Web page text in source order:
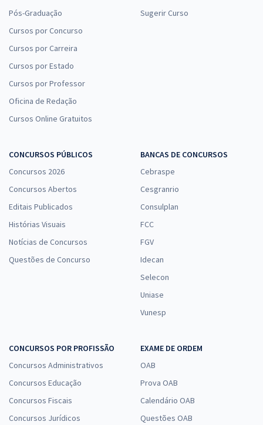
Pós-Graduação
Cursos por Concurso
Cursos por Carreira
Cursos por Estado
Cursos por Professor
Oficina de Redação
Cursos Online Gratuitos
Sugerir Curso
CONCURSOS PÚBLICOS
Concursos 2026
Concursos Abertos
Editais Publicados
Histórias Visuais
Notícias de Concursos
Questões de Concurso
BANCAS DE CONCURSOS
Cebraspe
Cesgranrio
Consulplan
FCC
FGV
Idecan
Selecon
Uniase
Vunesp
CONCURSOS POR PROFISSÃO
Concursos Administrativos
Concursos Educação
Concursos Fiscais
Concursos Jurídicos
EXAME DE ORDEM
OAB
Prova OAB
Calendário OAB
Questões OAB